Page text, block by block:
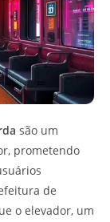
são um
prometendo
de
o elevador, um